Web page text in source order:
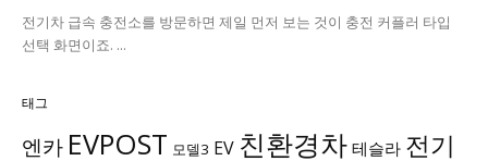
전기차 급속 충전소를 방문하면 제일 먼저 보는 것이 충전 커플러 타입
선택 화면이죠. ...
태그
엔카 EVPOST 모델3 EV 친환경차 테슬라 전기